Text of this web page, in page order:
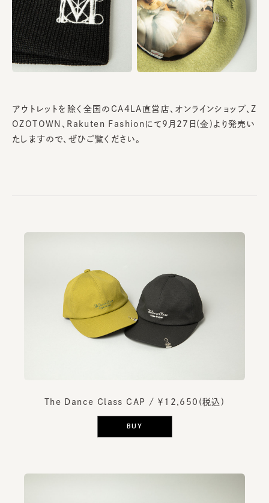
アウトレットを除く全国のCA4LA直営店、オンラインショップ、Z
OZOTOWN、Rakuten Fashionにて9月27日(金)より発売い
たしますので、ぜひご覧ください。
The Dance Class CAP / ￥12,650(税込)
BUY